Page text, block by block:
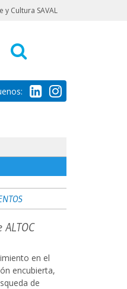
y Cultura SAVAL
en el
encubierta,
de